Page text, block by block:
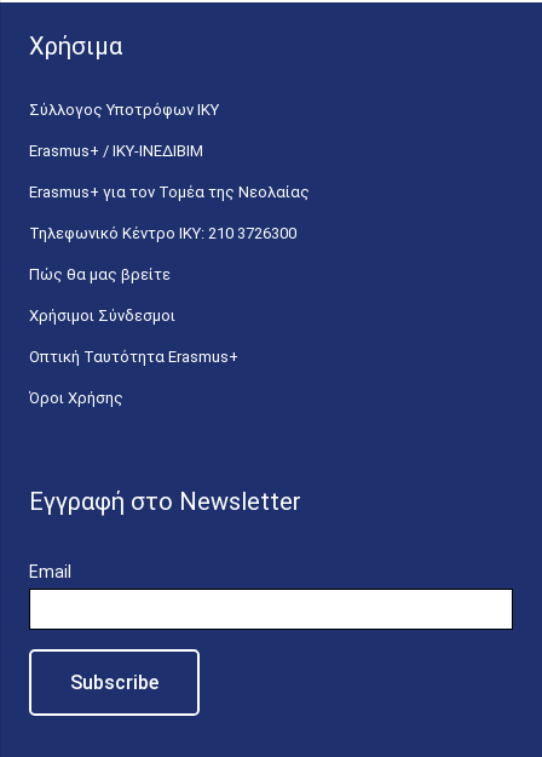
Χρήσιμα
Σύλλογος Υποτρόφων ΙΚΥ
Erasmus+ / ΙΚΥ-ΙΝΕΔΙΒΙΜ
Erasmus+ για τον Τομέα της Νεολαίας
Τηλεφωνικό Κέντρο IKY: 210 3726300
Πώς θα μας βρείτε
Χρήσιμοι Σύνδεσμοι
Οπτική Ταυτότητα Erasmus+
Όροι Χρήσης
Εγγραφή στο Newsletter
Email